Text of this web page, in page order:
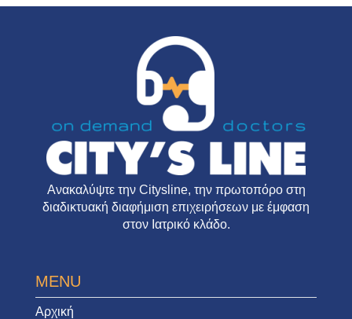
Ανακαλύψτε την Citysline, την πρωτοπόρο στη
διαδικτυακή διαφήμιση επιχειρήσεων με έμφαση
στον Ιατρικό κλάδο.
MENU
Αρχική